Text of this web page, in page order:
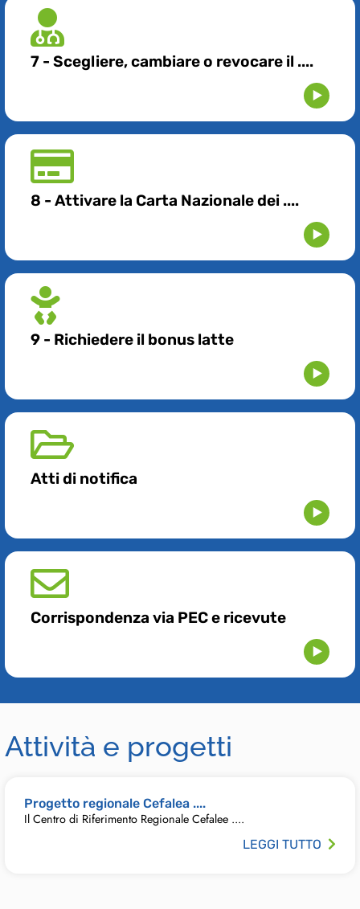
7 - Scegliere, cambiare o revocare il ....
8 - Attivare la Carta Nazionale dei ....
9 - Richiedere il bonus latte
Atti di notifica
Corrispondenza via PEC e ricevute
Attività e progetti
Progetto regionale Cefalea ....
Il Centro di Riferimento Regionale Cefalee ....
LEGGI TUTTO